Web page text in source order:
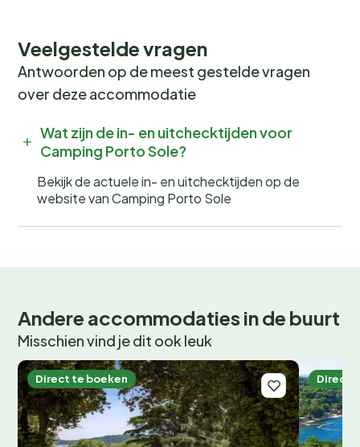
Veelgestelde vragen
Antwoorden op de meest gestelde vragen
over deze accommodatie
Wat zijn de in- en uitchecktijden voor
Camping Porto Sole?
Bekijk de actuele in- en uitchecktijden op de
website van Camping Porto Sole
Andere accommodaties in de buurt
Misschien vind je dit ook leuk
Direct te boeken Direct